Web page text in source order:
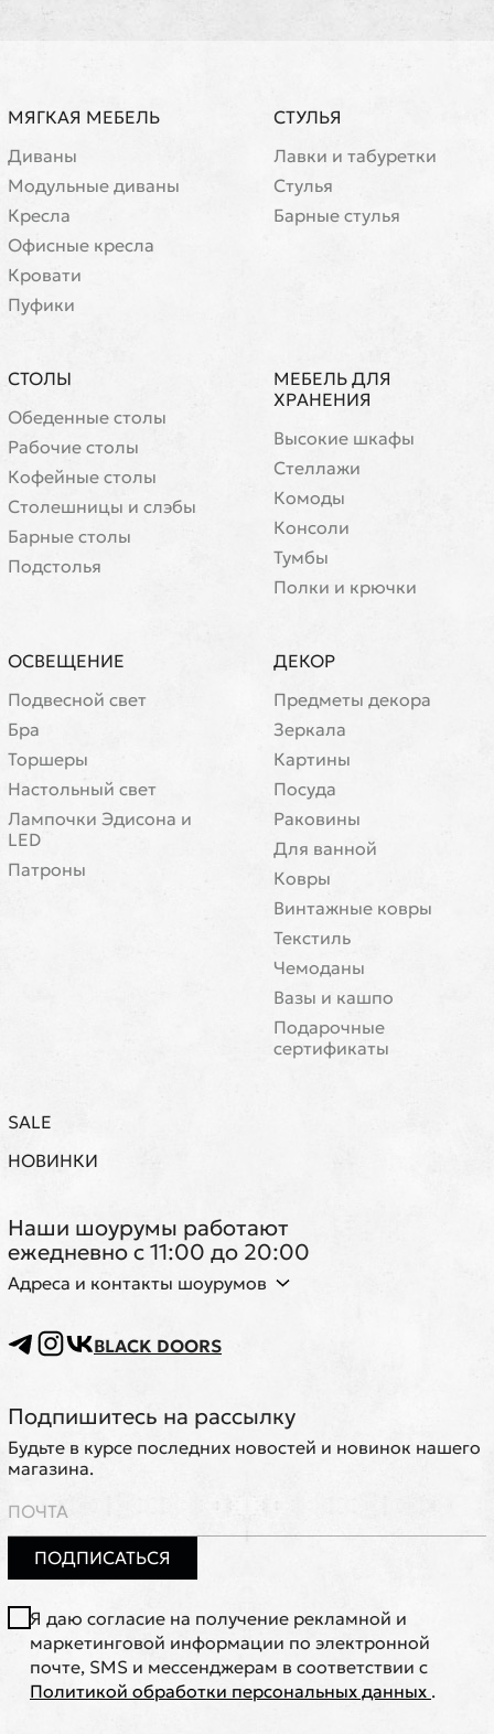
МЯГКАЯ МЕБЕЛЬ
Диваны
Модульные диваны
Кресла
Офисные кресла
Кровати
Пуфики
СТУЛЬЯ
Лавки и табуретки
Стулья
Барные стулья
СТОЛЫ
Обеденные столы
Рабочие столы
Кофейные столы
Cтолешницы и слэбы
Барные столы
Подстолья
МЕБЕЛЬ ДЛЯ
ХРАНЕНИЯ
Высокие шкафы
Стеллажи
Комоды
Консоли
Тумбы
Полки и крючки
ОСВЕЩЕНИЕ
Подвесной свет
Бра
Торшеры
Настольный свет
Лампочки Эдисона и
LED
Патроны
ДЕКОР
Предметы декора
Зеркала
Картины
Посуда
Раковины
Для ванной
Ковры
Винтажные ковры
Текстиль
Чемоданы
Вазы и кашпо
Подарочные
сертификаты
SALE
НОВИНКИ
Наши шоурумы работают
ежедневно с 11:00 до 20:00
Адреса и контакты шоурумов
BLACK DOORS
Подпишитесь на рассылку
Будьте в курсе последних новостей и новинок нашего
магазина.
ПОДПИСАТЬСЯ
Я даю согласие на получение рекламной и
маркетинговой информации по электронной
почте, SMS и мессенджерам в соответствии с
Политикой обработки персональных данных .